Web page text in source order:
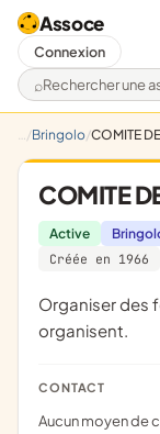
Assoce
Rechercher
Connexion
Bringolo COMITE
COMITE
Active
Créée en 1966
organiser des fetes et soutenir les societes qui les
organisent.
CONTACT
Aucun moyen